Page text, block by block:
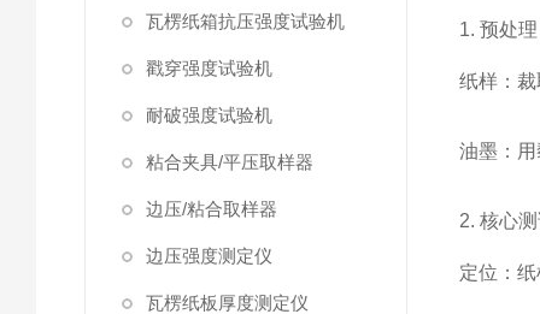
瓦楞纸箱抗压强度试验机
戳穿强度试验机
耐破强度试验机
粘合夹具/平压取样器
边压/粘合取样器
边压强度测定仪
瓦楞纸板厚度测定仪
1. 预处
纸样：
油墨：
2. 核心
定位：